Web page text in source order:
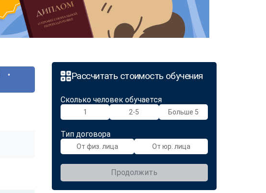
Рассчитать стоимость обучения
Сколько человек обучается
1 2-5 Больше 5
Тип договора
От физ. лица От юр. лица
Продолжить